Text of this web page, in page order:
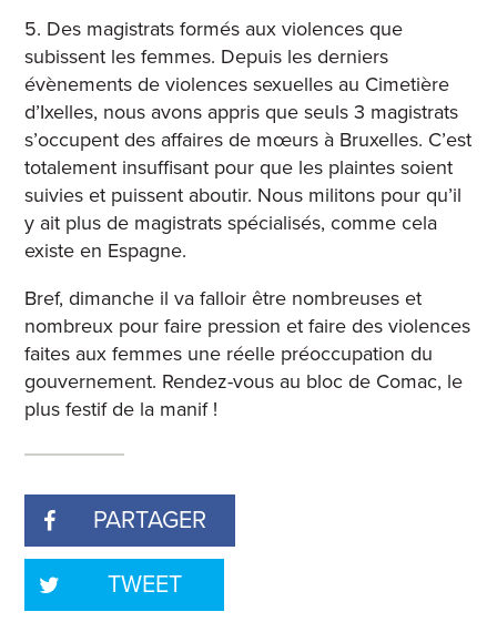
5. Des magistrats formés aux violences que
subissent les femmes. Depuis les derniers
évènements de violences sexuelles au Cimetière
d’Ixelles, nous avons appris que seuls 3 magistrats
s’occupent des affaires de mœurs à Bruxelles. C’est
totalement insuffisant pour que les plaintes soient
suivies et puissent aboutir. Nous militons pour qu’il
y ait plus de magistrats spécialisés, comme cela
existe en Espagne.
Bref, dimanche il va falloir être nombreuses et
nombreux pour faire pression et faire des violences
faites aux femmes une réelle préoccupation du
gouvernement. Rendez-vous au bloc de Comac, le
plus festif de la manif !
PARTAGER
TWEET